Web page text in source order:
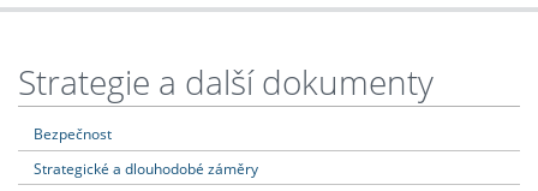
Strategie a další dokumenty
Bezpečnost
Strategické a dlouhodobé záměry